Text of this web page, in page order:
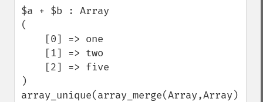
$a + $b : Array
(
)